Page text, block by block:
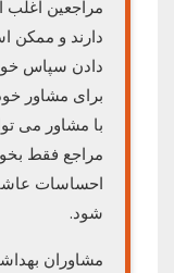
مراجعین
دارند و ممکن
دادن سپاس
برای مشاور
با مشاور می
مراجع فقط
احساسات
شود.
مشاوران